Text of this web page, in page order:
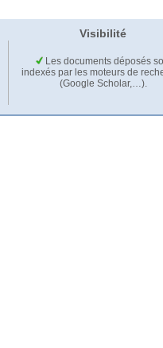
Visibilité
Les documents déposés
indexés par les moteurs de
(Google Scholar,…).